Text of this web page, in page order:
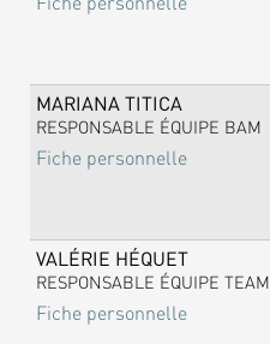
MARIANA TITICA
RESPONSABLE ÉQUIPE BAM
Fiche personnelle
VALÉRIE HÉQUET
RESPONSABLE ÉQUIPE TEAM
Fiche personnelle